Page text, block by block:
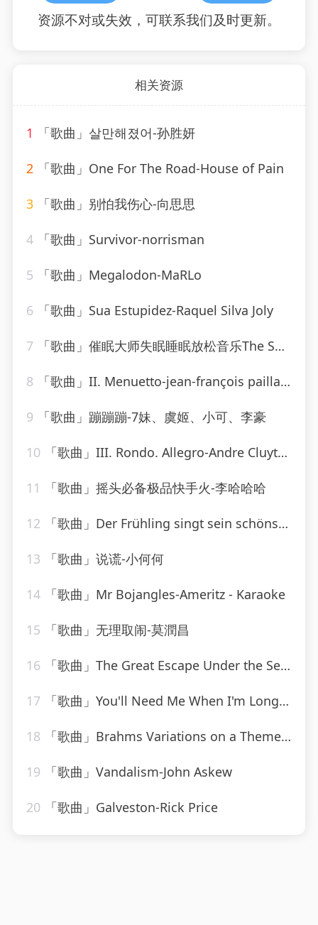
资源不对或失效，可联系我们及时更新。
相关资源
1 「歌曲」살만해졌어-孙胜妍
2 「歌曲」One For The Road-House of Pain
3 「歌曲」别怕我伤心-向思思
4 「歌曲」Survivor-norrisman
5 「歌曲」Megalodon-MaRLo
6 「歌曲」Sua Estupidez-Raquel Silva Joly
7 「歌曲」催眠大师失眠睡眠放松音乐The Sally Gardens-海佳
8 「歌曲」II. Menuetto-jean-françois paillard
9 「歌曲」蹦蹦蹦-7妹、虞姬、小可、李豪
10 「歌曲」III. Rondo. Allegro-Andre Cluytens、gabriel tacchino、Berliner Philharmoniker
11 「歌曲」摇头必备极品快手火-李哈哈哈
12 「歌曲」Der Frühling singt sein schönstes Lied-Lydia Huber
13 「歌曲」说谎-小何何
14 「歌曲」Mr Bojangles-Ameritz - Karaoke
15 「歌曲」无理取闹-莫潤昌
16 「歌曲」The Great Escape Under the Sea-We Are Scientists
17 「歌曲」You'll Need Me When I'm Long Gone-ethel waters
18 「歌曲」Brahms Variations on a Theme by Haydn, Op. 56a Variation VIII Presto non troppo
19 「歌曲」Vandalism-John Askew
20 「歌曲」Galveston-Rick Price